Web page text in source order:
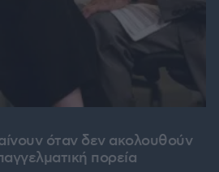
όταν δεν ακολουθούν
πορεία